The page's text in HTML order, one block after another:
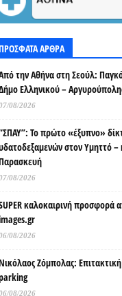
ΑΡΘΡΑ
την Αθήνα στη Σεούλ:
Ελληνικού –
08/2026
Το πρώτο «έξυπνο»
στον Υμηττό –
08/2026
καλοκαιρινή προσφορά
08/2026
Ζόμπολας:
08/2026